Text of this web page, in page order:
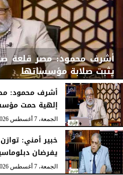
أشرف محمود: مصر قلعة
يثبت صلابة مؤسساتها
الجمعة، 7 أغسطس 2026 10:15 مـ
أشرف محمود:
إلهية حمت
الجمعة، 7 أغسطس 2026
خبير أمني:
يفرضان
الجمعة، 7 أغسطس 2026